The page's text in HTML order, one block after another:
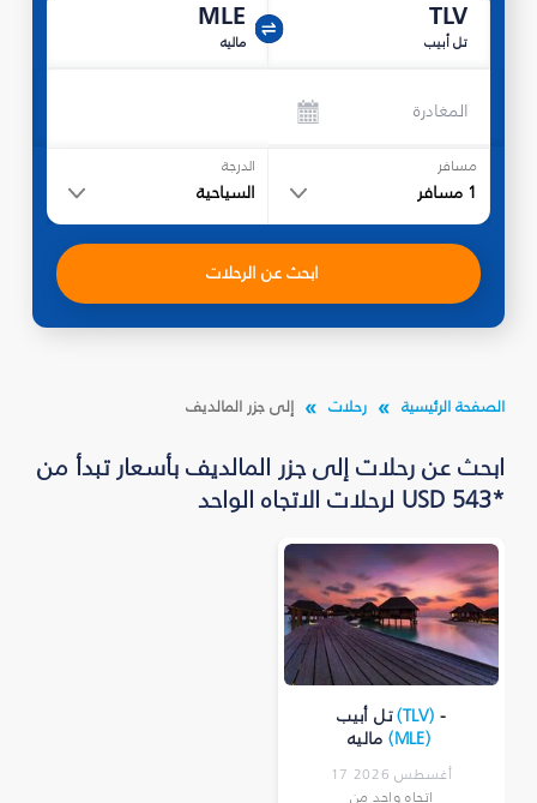
TLV
تل أبيب
MLE
ماليه
المغادرة
مسافر
1 مسافر
الدرجة
السياحية
ابحث عن الرحلات
الصفحة الرئيسية رحلات إلى جزر المالديف
ابحث عن رحلات إلى جزر المالديف بأسعار تبدأ من
*USD 543 لرحلات الاتجاه الواحد
تل أبيب (TLV) -
ماليه (MLE)
17 أغسطس 2026
اتجاه واحد من